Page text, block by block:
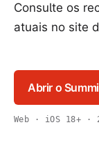
Consulte os
atuais no site
Abrir o
Web · iOS 18+ ·